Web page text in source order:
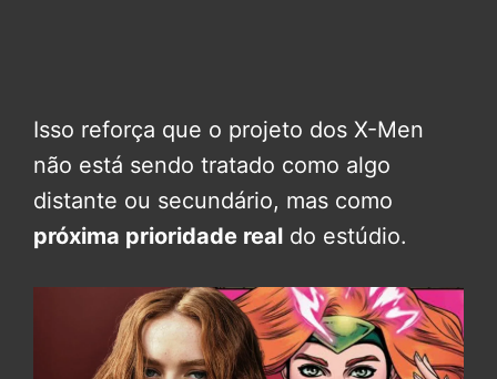
Isso reforça que o projeto dos X-Men
não está sendo tratado como algo
distante ou secundário, mas como
próxima prioridade real do estúdio.